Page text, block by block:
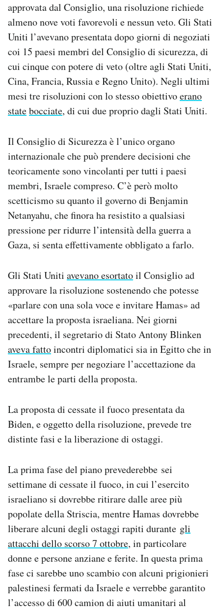
approvata dal Consiglio, una risoluzione richiede
almeno nove voti favorevoli e nessun veto. Gli Stati
Uniti l’avevano presentata dopo giorni di negoziati
coi 15 paesi membri del Consiglio di sicurezza, di
cui cinque con potere di veto (oltre agli Stati Uniti,
Cina, Francia, Russia e Regno Unito). Negli ultimi
mesi tre risoluzioni con lo stesso obiettivoerano
statebocciate, di cui due proprio dagli Stati Uniti.
Il Consiglio di Sicurezza è l’unico organo
internazionale che può prendere decisioni che
teoricamente sono vincolanti per tutti i paesi
membri, Israele compreso. C’è però molto
scetticismo su quanto il governo di Benjamin
Netanyahu, che finora ha resistito a qualsiasi
pressione per ridurre l’intensità della guerra a
Gaza, si senta effettivamente obbligato a farlo.
Gli Stati Uniti avevano esortatoil Consiglio ad
approvare la risoluzione sostenendo che potesse
«parlare con una sola voce e invitare Hamas» ad
accettare la proposta israeliana. Nei giorni
precedenti, il segretario di Stato Antony Blinken
aveva fattoincontri diplomatici sia in Egitto che in
Israele, sempre per negoziare l’accettazione da
entrambe le parti della proposta.
La proposta di cessate il fuoco presentata da
Biden, e oggetto della risoluzione, prevede tre
distinte fasi e la liberazione di ostaggi.
La prima fase del piano prevederebbe sei
settimane di cessate il fuoco, in cui l’esercito
israeliano si dovrebbe ritirare dalle aree più
popolate della Striscia, mentre Hamas dovrebbe
liberare alcuni degli ostaggi rapiti durante gli
attacchi dello scorso 7 ottobre, in particolare
donne e persone anziane e ferite. In questa prima
fase ci sarebbe uno scambio con alcuni prigionieri
palestinesi fermati da Israele e verrebbe garantito
l’accesso di 600 camion di aiuti umanitari al